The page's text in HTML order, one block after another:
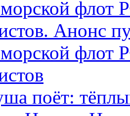
флот
Анонс
флот
поёт: